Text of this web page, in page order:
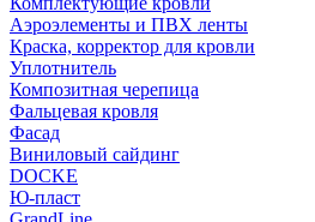
Аэроэлементы и ПВХ ленты
Краска, корректор для кровли
Уплотнитель
Композитная черепица
Фальцевая кровля
Фасад
Виниловый сайдинг
DOCKE
Ю-пласт